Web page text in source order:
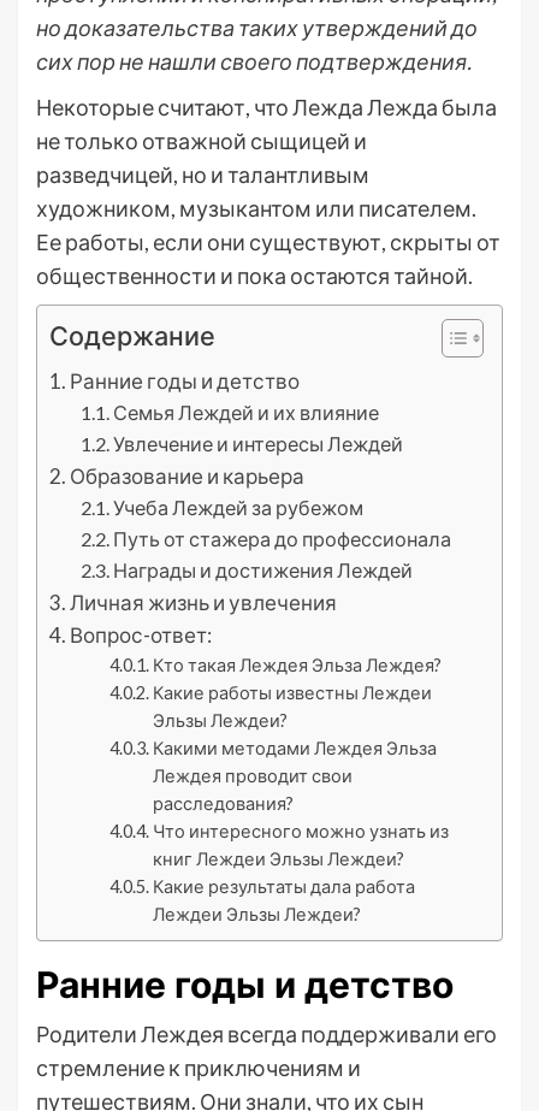
но доказательства таких утверждений до
сих пор не нашли своего подтверждения.
Некоторые считают, что Лежда Лежда была
не только отважной сыщицей и
разведчицей, но и талантливым
художником, музыкантом или писателем.
Ее работы, если они существуют, скрыты от
общественности и пока остаются тайной.
Содержание
Ранние годы и детство
Семья Леждей и их влияние
Увлечение и интересы Леждей
Образование и карьера
Учеба Леждей за рубежом
Путь от стажера до профессионала
Награды и достижения Леждей
Личная жизнь и увлечения
Вопрос-ответ:
Кто такая Леждея Эльза Леждея?
Какие работы известны Леждеи
Эльзы Леждеи?
Какими методами Леждея Эльза
Леждея проводит свои
расследования?
Что интересного можно узнать из
книг Леждеи Эльзы Леждеи?
Какие результаты дала работа
Леждеи Эльзы Леждеи?
Ранние годы и детство
Родители Леждея всегда поддерживали его
стремление к приключениям и
путешествиям. Они знали, что их сын